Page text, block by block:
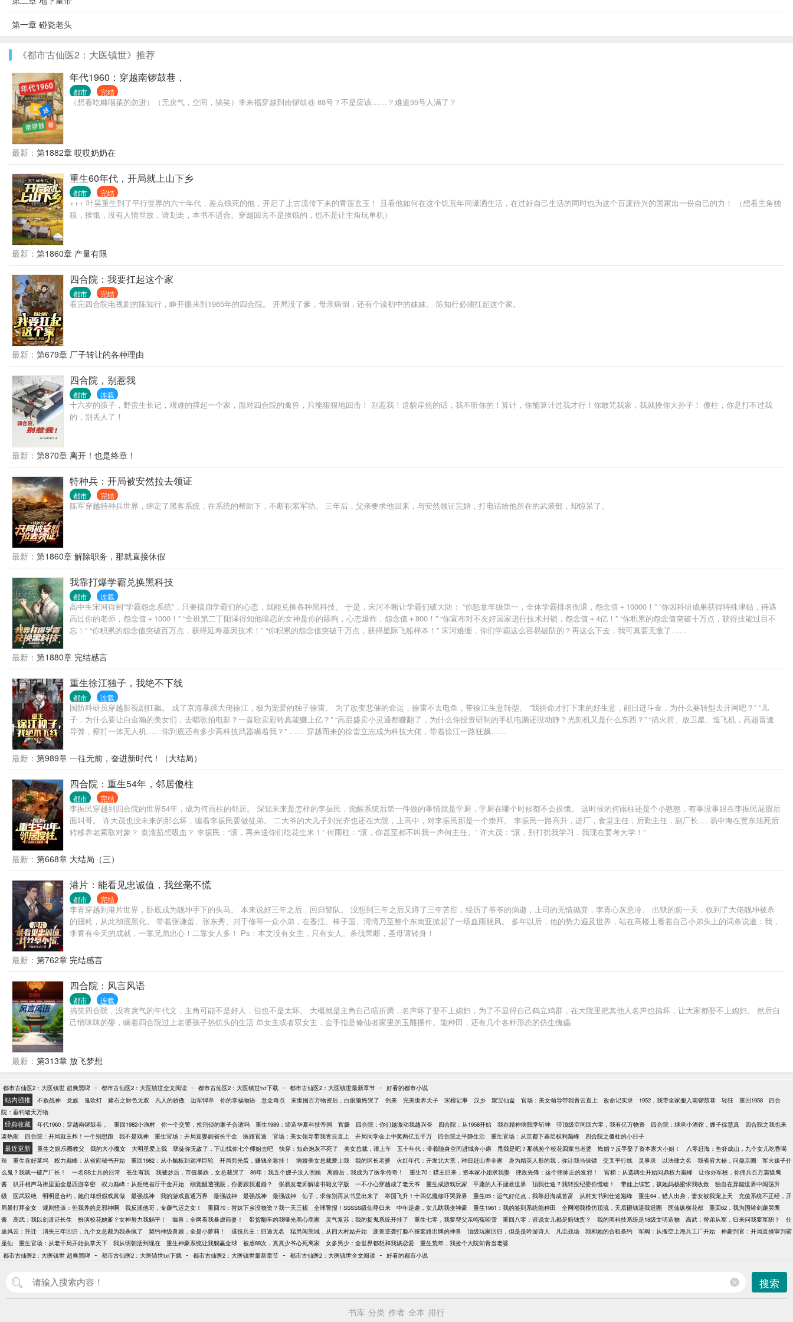
第一章 碰瓷老头
《都市古仙医2：大医镇世》推荐
年代1960：穿越南锣鼓巷，
都市 完结
（想看吃糠咽菜的勿进）（无戾气，空间，搞笑）李来福穿越到南锣鼓巷 88号？不是应该……？难道95号人满了？
最新： 第1882章 哎哎奶奶在
重生60年代，开局就上山下乡
都市 完结
+++ 叶昊重生到了平行世界的六十年代，差点饿死的他，开启了上古流传下来的青莲玄玉！ 且看他如何在这个饥荒年间潇洒生活，在过好自己生活的同时也为这个百废待兴的国家出一份自己的力！ （想看主角独
狼，挨饿，没有人情世故，请划走，本书不适合。穿越回去不是挨饿的，也不是让主角玩单机）
最新： 第1860章 产量有限
四合院：我要扛起这个家
都市 完结
看完四合院电视剧的陈知行，睁开眼来到1965年的四合院。 开局没了爹，母亲病倒，还有个读初中的妹妹。 陈知行必须扛起这个家。
最新： 第679章 厂子转让的各种理由
四合院，别惹我
都市 连载
十六岁的孩子，野蛮生长记，艰难的撑起一个家，面对四合院的禽兽，只能狠狠地回击！ 别惹我！道貌岸然的话，我不听你的！算计，你能算计过我才行！你敢咒我家，我就揍你大孙子！ 傻柱，你是打不过我
的，别丢人了！
最新： 第870章 离开！也是终章！
特种兵：开局被安然拉去领证
都市 完结
陈军穿越特种兵世界，绑定了黑客系统，在系统的帮助下，不断积累军功。 三年后，父亲要求他回来，与安然领证完婚，打电话给他所在的武装部，却惊呆了。
最新： 第1860章 解除职务，那就直接休假
我靠打爆学霸兑换黑科技
都市 连载
高中生宋河得到“学霸怨念系统”，只要搞崩学霸们的心态，就能兑换各种黑科技。 于是，宋河不断让学霸们破大防： “你怒拿年级第一，全体学霸排名倒退，怨念值＋10000！” “你因科研成果获得特殊津贴，待遇
高过你的老师，怨念值＋1000！” “全班第二丁阳泽得知他暗恋的女神是你的舔狗，心态爆炸，怨念值＋800！” “你宣布对不友好国家进行技术封锁，怨念值＋4亿！” “你积累的怨念值突破十万点，获得技能过目不
忘！” “你积累的怨念值突破百万点，获得延寿基因技术！” “你积累的怨念值突破千万点，获得星际飞船样本！” 宋河难绷，你们学霸这么容易破防的？再这么下去，我可真要无敌了……
最新： 第1880章 完结感言
重生徐江独子，我绝不下线
都市 连载
国防科研员穿越影视剧狂飙。 成了京海暴躁大佬徐江，极为宠爱的独子徐雷。 为了改变悲催的命运，徐雷不去电鱼，带徐江生意转型。 “我拼命才打下来的好生意，能日进斗金，为什么要转型去开网吧？” “儿
子，为什么要让白金瀚的美女们，去唱歌拍电影？一首歌卖彩铃真能赚上亿？” “高启盛卖小灵通都赚翻了，为什么你投资研制的手机电脑还没动静？光刻机又是什么东西？” “搞火箭、放卫星、造飞机，高超音速
导弹，察打一体无人机……你到底还有多少高科技武器瞒着我？” …… 穿越而来的徐雷立志成为科技大佬，带着徐江一路狂飙……
最新： 第989章 一往无前，奋进新时代！（大结局）
四合院：重生54年，邻居傻柱
都市 完结
李振民穿越到四合院的世界54年，成为何雨柱的邻居。 深知未来是怎样的李振民，觉醒系统后第一件做的事情就是学厨，学厨在哪个时候都不会挨饿。 这时候的何雨柱还是个小憨憨，有事没事跟在李振民屁股后
面叫哥。 许大茂也没未来的那么坏，缠着李振民要做徒弟。 二大爷的大儿子刘光齐也还在大院，上高中，对李振民那是一个崇拜。 李振民一路高升，进厂，食堂主任，后勤主任，副厂长.... 易中海在贾东旭死后
转移养老索取对象？ 秦淮茹想吸血？ 李振民：“滚，再来送你们吃花生米！” 何雨柱：“滚，你甚至都不叫我一声何主任。” 许大茂：“滚，别打扰我学习，我现在要考大学！”
最新： 第668章 大结局（三）
港片：能看见忠诚值，我丝毫不慌
都市 完结
李青穿越到港片世界，卧底成为靓坤手下的头马。 本来说好三年之后，回归警队。 没想到三年之后又蹲了三年苦窑，经历了爷爷的病逝，上司的无情抛弃，李青心灰意冷。 出狱的前一天，收到了大佬靓坤被杀
的噩耗，从此彻底黑化。 带着张谦蛋、张东秀、封于修等一众小弟，在香江、棒子国、湾湾乃至整个东南亚掀起了一场血雨腥风。 多年以后，他的势力遍及世界，站在高楼上看着自己小弟头上的词条说道：我，
李青有今天的成就，一靠兄弟忠心！二靠女人多！ Ps：本文没有女主，只有女人。杀伐果断，圣母请转身！
最新： 第762章 完结感言
四合院：风言风语
都市 连载
搞笑四合院，没有戾气的年代文，主角可能不是好人，但也不是太坏。 大概就是主角自己瞎折腾，名声坏了娶不上媳妇，为了不显得自己鹤立鸡群，在大院里把其他人名声也搞坏，让大家都娶不上媳妇。 然后自
己悄咪咪的娶，瞒着四合院过上老婆孩子热炕头的生活 单女主或者双女主，金手指是修仙者家里的玉雕摆件。能种田，还有几个各种形态的仿生傀儡
最新： 第313章 放飞梦想
都市古仙医2：大医镇世 超爽黑啤 - 都市古仙医2：大医镇世全文阅读 - 都市古仙医2：大医镇世txt下载 - 都市古仙医2：大医镇世最新章节 - 好看的都市小说
站内强推 不败战神 龙族 鬼吹灯 赌石之财色无双 凡人的骄傲 边军悍卒 你的幸福物语 意念奇点 末世囤百万物资后，白眼狼悔哭了 剑来 完美世界天子 宋檀记事 汉乡 聚宝仙盆 官场：美女领导带我青云直上 改命记实录 1952，我带全家搬入南锣鼓巷 轻狂 重回1958
四合
院：垂钓诸天万物
经典收藏 年代1960：穿越南锣鼓巷， 重回1982小渔村 你一个交警，抢刑侦的案子合适吗 重生1989：缔造华夏科技帝国 官媛 四合院：你们越激动我越兴奋 四合院：从1958开始 我在精神病院学斩神 带顶级空间回六零，我有亿万物资 四合院：继承小酒馆，嫂子徐慧真
四合院之我也来
凑热闹
四合院：开局就王炸！一个别想跑 我不是戏神 重生官场：开局迎娶副省长千金 医路官途 官场：美女领导带我青云直上 开局同学会上中奖两亿五千万 四合院之平静生活 重生官场：从京都下基层权利巅峰 四合院之傻柱的小日子
最近更新 重生之娱乐圈教父 我的大小魔女 大明星爱上我 孽徒你无敌了，下山找你七个师姐去吧 快穿：短命炮灰不死了 美女总裁，请上车 五十年代：带着随身空间进城奔小康 甩我是吧？那就捡个校花回家当老婆 悔婚？反手娶了资本家大小姐！
八零赶海：鱼虾成山，九个女儿吃香喝
辣
重生在好莱坞 权力巅峰：从省府秘书开始 重回1982：从小舢板到远洋巨轮 开局穷光蛋，赚钱全靠挂！ 病娇美女总裁爱上我 我的区长老婆 火红年代：开发北大荒，种田赶山养全家 身为精英人形的我，你让我当保镖 交叉平行线 灵事录 以法律之名 我省府大秘，问鼎京圈
军火贩子什
么鬼？我就一破产厂长！
一名SS士兵的日常 苍生有我 我被炒后，市值暴跌，女总裁哭了 86年：我五个嫂子没人照顾 离婚后，我成为了医学传奇！ 重生70：猎王归来，资本家小姐求我娶 律政先锋：这个律师正的发邪！ 官梯：从选调生开始问鼎权力巅峰
让你办军校，你佣兵百万震慑鹰
酱
扒开相声马褂里面全是西游辛密 权力巅峰：从拒绝省厅千金开始 刚觉醒透视眼，你要跟我退婚？ 张易发老师解读书籍文字版 一不小心穿越成了老天爷 重生成游戏玩家 平庸的人不拯救世界 顶我仕途？我转投纪委你慌啥！ 带娃上综艺，孩她妈杨蜜求我收敛
独自在异能世界中闯荡升
级
医武双绝 明明是合约，她们却想假戏真做 最强战神 我的游戏直通万界 最强战神 最强战神 最强战神 仙子，求你别再从书里出来了 举国飞升！十四亿魔修吓哭异界 重生85：运气好亿点，我靠赶海成首富 从村支书到仕途巅峰 重生64，猎人出身，妻女被我宠上天
充值系统不正经，开
局暴打拜金女
规则怪谈：但我养的是邪神啊 我反派他哥，专薅气运之女！ 重回70：替妹下乡没物资？我一天三顿 全球警报！SSSSS级仙尊归来 中年逆袭，女儿助我变神豪 重生1961：我的签到系统能种田 全网嘲我模仿顶流，天后砸钱逼我退圈 医仙纵横花都
重回62，我为国铸剑薅哭鹰
酱
高武：我以剑道证长生 扮演校花她爹？女神努力我躺平！ 御兽：全网看我暴虐前妻！ 带货翻车的我曝光黑心商家 灵气复苏：我的捉鬼系统开挂了 重生七零，我要帮父亲鸣冤昭雪 重回八零：谁说女儿都是赔钱货？ 我的黑科技系统是18级文明造物 高武：替弟从军，归来问我要军职？
仕
途风云：升迁
消失三年回归，九个女总裁为我杀疯了 契约神级兽娘，全是小萝莉！ 退役兵王：归途无名 猛男闯莞城，从四大村姑开始 废兽逆袭打脸不按套路出牌的神兽 顶级玩家回归，但是是吟游诗人 凡尘战场 我和她的合租条约 军阀：从搬空上海兵工厂开始
神豪判官：开局直播审判霸
座仙
重生官场：从老干局开始执掌天下 我从明朝活到现在 重生神豪系统让我躺赢全球 被虐88次，真真少爷心死离家 女多男少：全世界都想和我谈恋爱
重生荒年，我捡个大院知青当老婆
都市古仙医2：大医镇世 超爽黑啤 - 都市古仙医2：大医镇世txt下载 - 都市古仙医2：大医镇世最新章节 - 都市古仙医2：大医镇世全文阅读 - 好看的都市小说
搜索
书库 分类 作者 全本 排行